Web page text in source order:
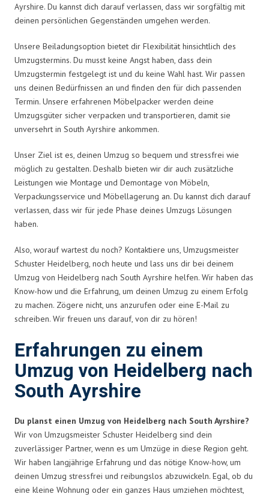
Ayrshire. Du kannst dich darauf verlassen, dass wir sorgfältig mit
deinen persönlichen Gegenständen umgehen werden.
Unsere Beiladungsoption bietet dir Flexibilität hinsichtlich des
Umzugstermins. Du musst keine Angst haben, dass dein
Umzugstermin festgelegt ist und du keine Wahl hast. Wir passen
uns deinen Bedürfnissen an und finden den für dich passenden
Termin. Unsere erfahrenen Möbelpacker werden deine
Umzugsgüter sicher verpacken und transportieren, damit sie
unversehrt in South Ayrshire ankommen.
Unser Ziel ist es, deinen Umzug so bequem und stressfrei wie
möglich zu gestalten. Deshalb bieten wir dir auch zusätzliche
Leistungen wie Montage und Demontage von Möbeln,
Verpackungsservice und Möbellagerung an. Du kannst dich darauf
verlassen, dass wir für jede Phase deines Umzugs Lösungen
haben.
Also, worauf wartest du noch? Kontaktiere uns, Umzugsmeister
Schuster Heidelberg, noch heute und lass uns dir bei deinem
Umzug von Heidelberg nach South Ayrshire helfen. Wir haben das
Know-how und die Erfahrung, um deinen Umzug zu einem Erfolg
zu machen. Zögere nicht, uns anzurufen oder eine E-Mail zu
schreiben. Wir freuen uns darauf, von dir zu hören!
Erfahrungen zu einem
Umzug von Heidelberg nach
South Ayrshire
Du planst einen Umzug von Heidelberg nach South Ayrshire?
Wir von Umzugsmeister Schuster Heidelberg sind dein
zuverlässiger Partner, wenn es um Umzüge in diese Region geht.
Wir haben langjährige Erfahrung und das nötige Know-how, um
deinen Umzug stressfrei und reibungslos abzuwickeln. Egal, ob du
eine kleine Wohnung oder ein ganzes Haus umziehen möchtest,